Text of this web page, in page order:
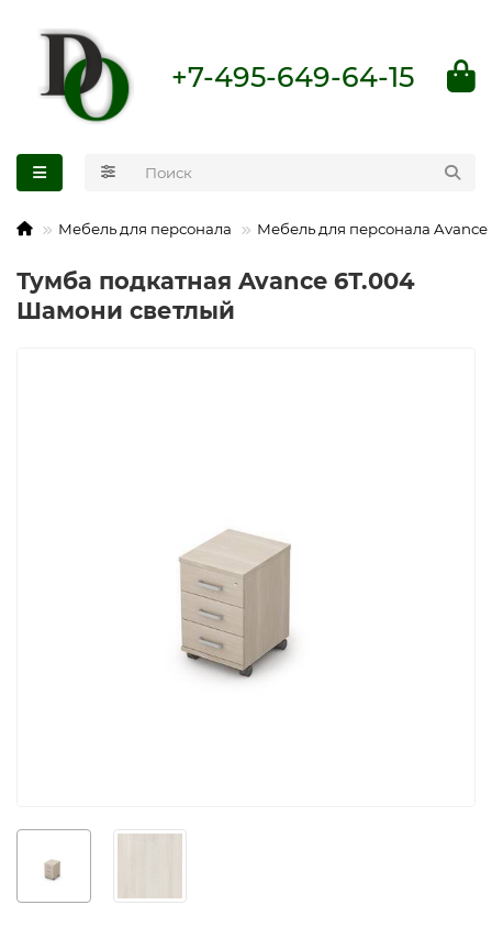
+7-495-649-64-15
Мебель для персонала Мебель для персонала Avance
Тумба подкатная Avance 6Т.004
Шамони светлый